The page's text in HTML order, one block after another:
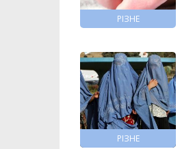
РІЗНЕ
РІЗНЕ